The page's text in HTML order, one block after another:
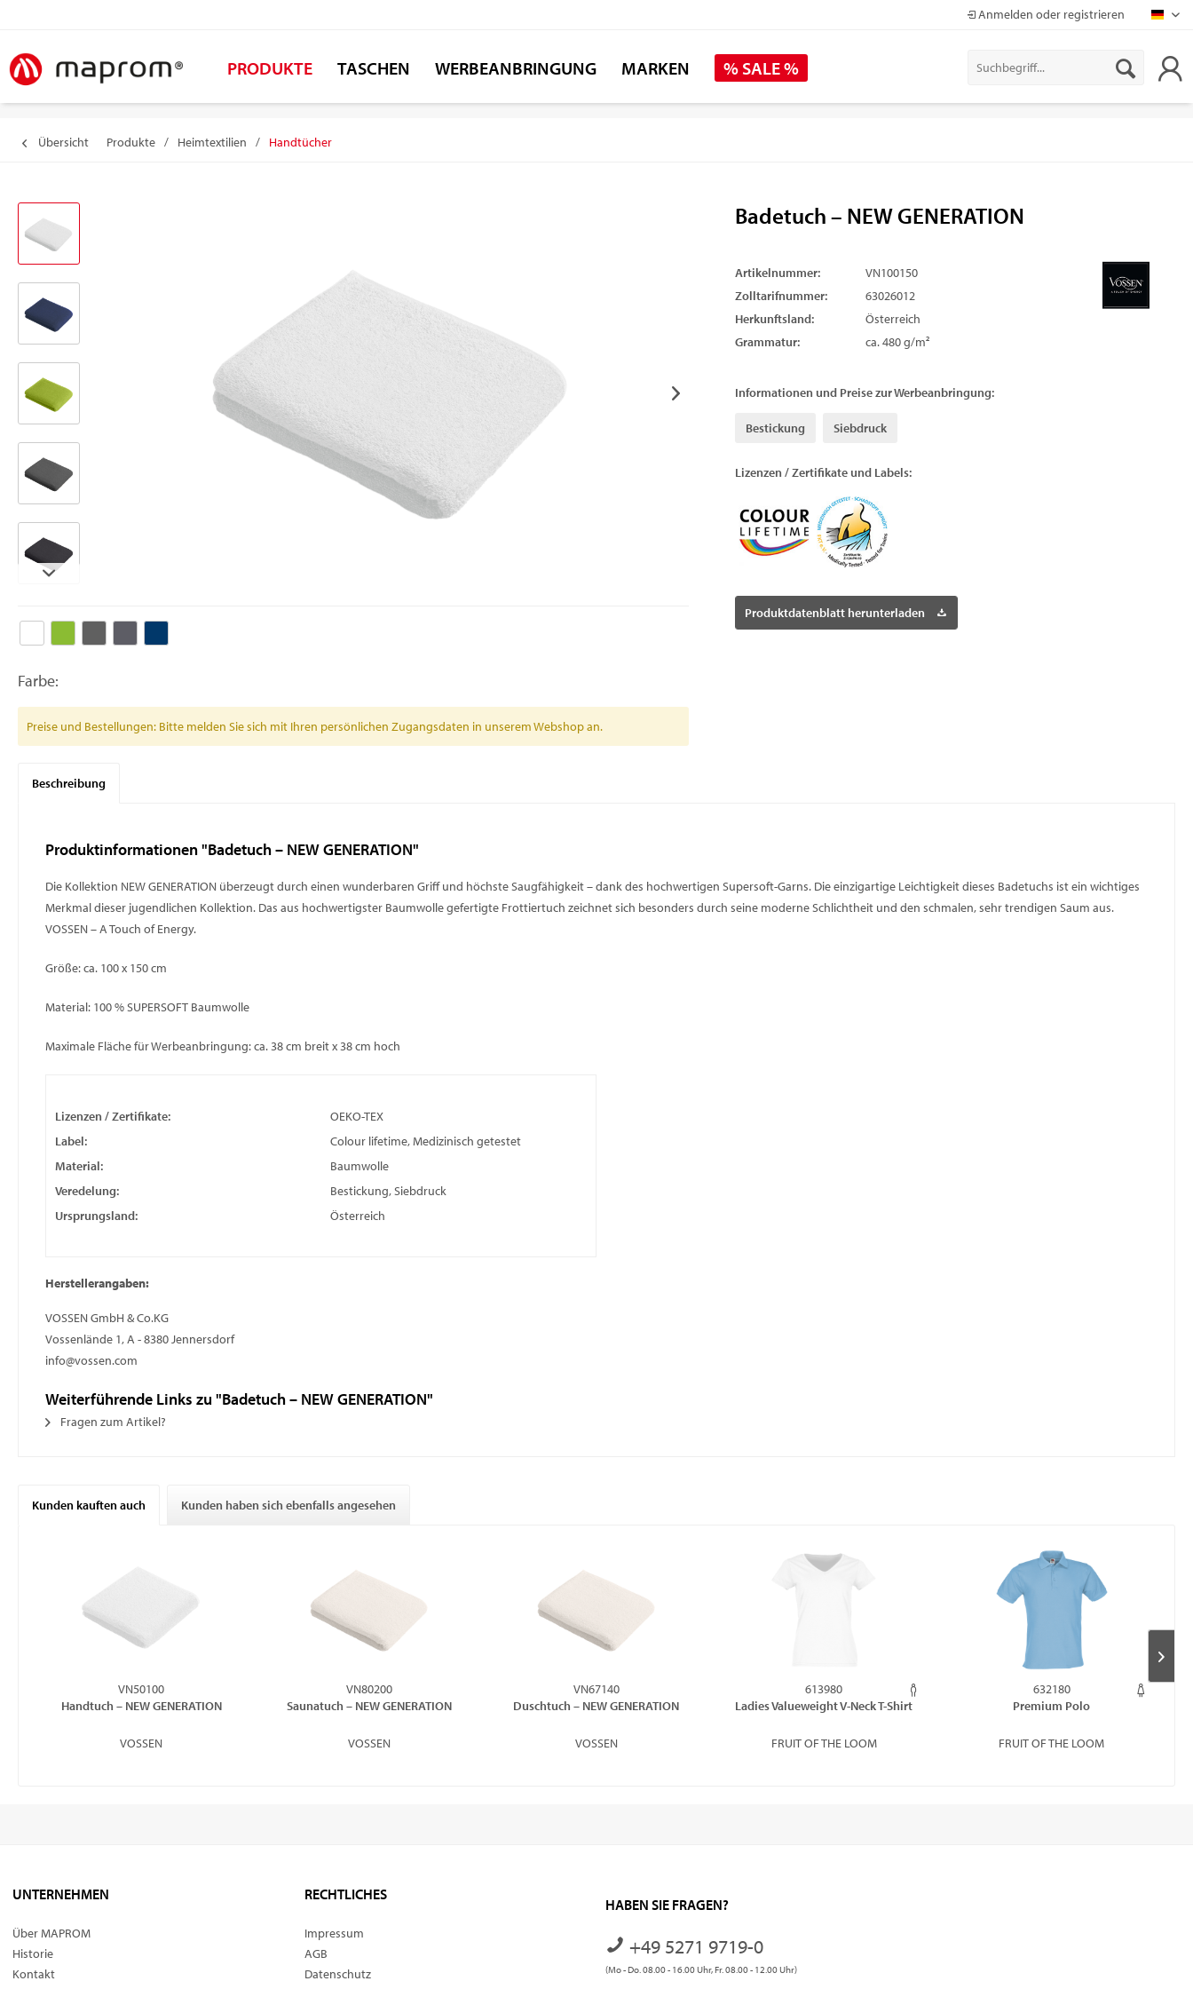
Anmelden oder registrieren
PRODUKTE TASCHEN WERBEANBRINGUNG MARKEN % SALE %
Übersicht Produkte / Heimtextilien / Handtücher
Farbe:
Preise und Bestellungen: Bitte melden Sie sich mit Ihren persönlichen Zugangsdaten in unserem Webshop an.
Badetuch – NEW GENERATION
Artikelnummer:
VN100150
Zolltarifnummer:
63026012
Herkunftsland:
Österreich
Grammatur:
ca. 480 g/m²
Informationen und Preise zur Werbeanbringung:
Bestickung Siebdruck
Lizenzen / Zertifikate und Labels:
Produktdatenblatt herunterladen
Beschreibung
Produktinformationen "Badetuch – NEW GENERATION"
Die Kollektion NEW GENERATION überzeugt durch einen wunderbaren Griff und höchste Saugfähigkeit – dank des hochwertigen Supersoft-Garns. Die einzigartige Leichtigkeit dieses Badetuchs ist ein wichtiges
Merkmal dieser jugendlichen Kollektion. Das aus hochwertigster Baumwolle gefertigte Frottiertuch zeichnet sich besonders durch seine moderne Schlichtheit und den schmalen, sehr trendigen Saum aus.
VOSSEN – A Touch of Energy.
Größe: ca. 100 x 150 cm
Material: 100 % SUPERSOFT Baumwolle
Maximale Fläche für Werbeanbringung: ca. 38 cm breit x 38 cm hoch
Lizenzen / Zertifikate:
OEKO-TEX
Label:
Colour lifetime, Medizinisch getestet
Material:
Baumwolle
Veredelung:
Bestickung, Siebdruck
Ursprungsland:
Österreich
Herstellerangaben:
VOSSEN GmbH & Co.KG
Vossenlände 1, A - 8380 Jennersdorf
info@vossen.com
Weiterführende Links zu "Badetuch – NEW GENERATION"
Fragen zum Artikel?
Kunden kauften auch Kunden haben sich ebenfalls angesehen
VN50100
Handtuch – NEW GENERATION
VOSSEN
VN80200
Saunatuch – NEW GENERATION
VOSSEN
VN67140
Duschtuch – NEW GENERATION
VOSSEN
613980
Ladies Valueweight V-Neck T-Shirt
FRUIT OF THE LOOM
632180
Premium Polo
FRUIT OF THE LOOM
UNTERNEHMEN
Über MAPROM
Historie
Kontakt
RECHTLICHES
Impressum
AGB
Datenschutz
HABEN SIE FRAGEN?
+49 5271 9719-0
(Mo - Do. 08.00 - 16.00 Uhr, Fr. 08.00 - 12.00 Uhr)